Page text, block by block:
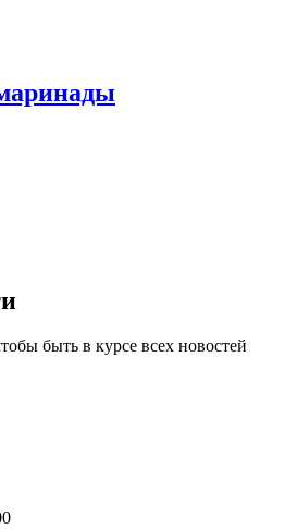
быть в курсе всех новостей